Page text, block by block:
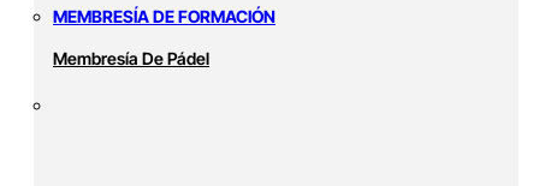
MEMBRESÍA DE FORMACIÓN
Membresía De Pádel